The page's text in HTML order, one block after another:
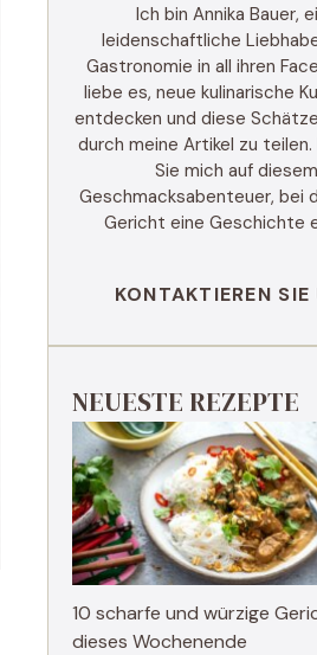
Ich bin Annika Bauer,
leidenschaftliche
Gastronomie in all ihren
liebe es, neue kulinarische
entdecken und diese
durch meine Artikel zu
Sie mich auf diesem
Geschmacksabenteuer, bei
Gericht eine Geschichte
KONTAKTIEREN SIE
NEUESTE REZEPTE
10 scharfe und würzige
dieses Wochenende